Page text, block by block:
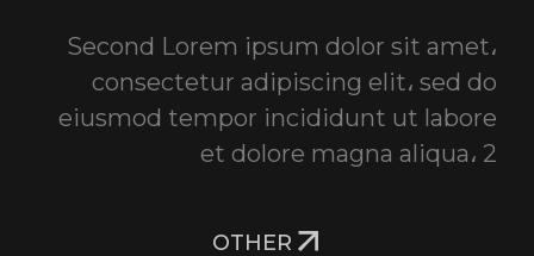
Second Lorem ipsum dolor sit amet،
consectetur adipiscing elit، sed do
eiusmod tempor incididunt ut labore
et dolore magna aliqua، 2